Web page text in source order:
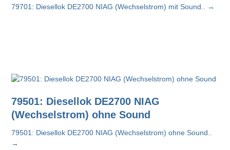
79701: Diesellok DE2700 NIAG (Wechselstrom) mit Sound.. →
79501: Diesellok DE2700 NIAG
(Wechselstrom) ohne Sound
79501: Diesellok DE2700 NIAG (Wechselstrom) ohne Sound..
→